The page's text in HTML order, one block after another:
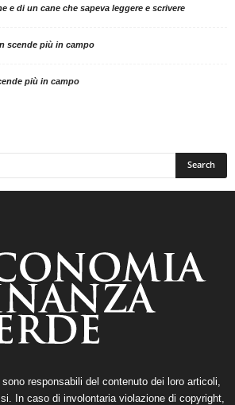
e di un cane che sapeva leggere e scrivere
scende più in campo
più in campo
responsabili del contenuto dei loro articoli,
In caso di involontaria violazione di copyright,